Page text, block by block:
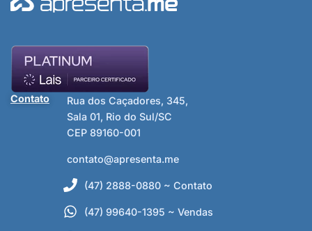
Contato
Rua dos Caçadores, 345,
Sala 01, Rio do Sul/SC
CEP 89160-001
contato@apresenta.me
(47) 2888-0880 ~ Contato
(47) 99640-1395 ~ Vendas